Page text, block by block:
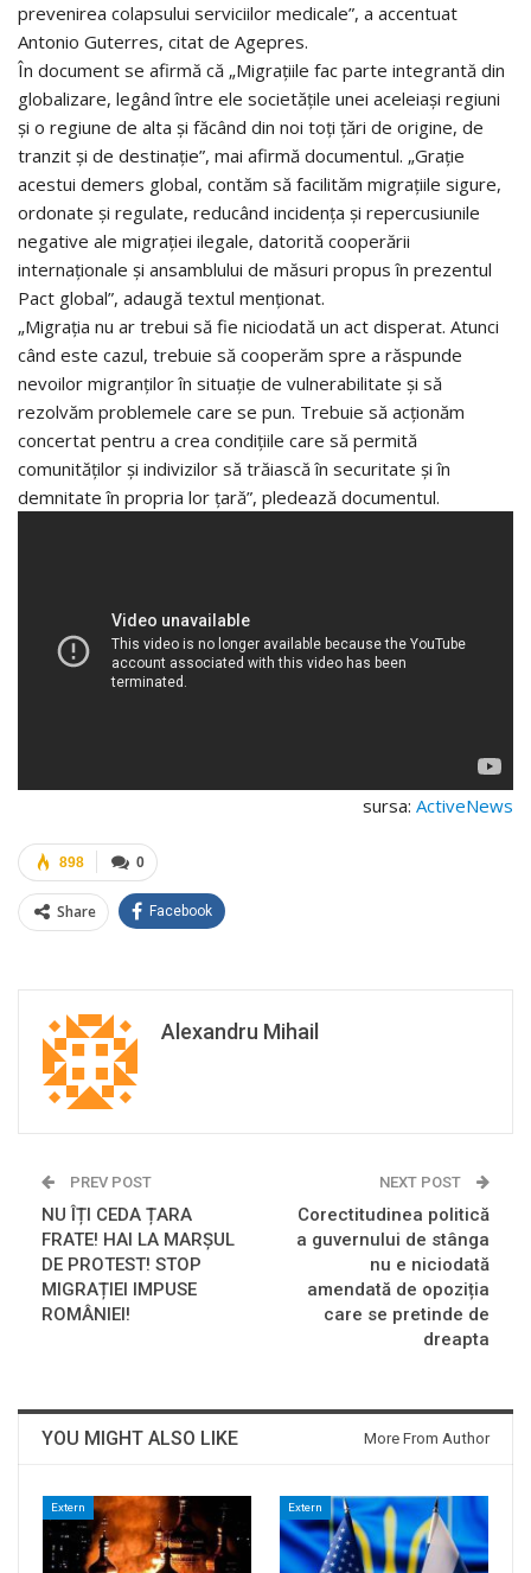
prevenirea colapsului serviciilor medicale”, a accentuat
Antonio Guterres, citat de Agepres.
În document se afirmă că „Migrațiile fac parte integrantă din
globalizare, legând între ele societățile unei aceleiași regiuni
și o regiune de alta și făcând din noi toți țări de origine, de
tranzit și de destinație”, mai afirmă documentul. „Grație
acestui demers global, contăm să facilităm migrațiile sigure,
ordonate și regulate, reducând incidența și repercusiunile
negative ale migrației ilegale, datorită cooperării
internaționale și ansamblului de măsuri propus în prezentul
Pact global”, adaugă textul menționat.
„Migrația nu ar trebui să fie niciodată un act disperat. Atunci
când este cazul, trebuie să cooperăm spre a răspunde
nevoilor migranților în situație de vulnerabilitate și să
rezolvăm problemele care se pun. Trebuie să acționăm
concertat pentru a crea condițiile care să permită
comunităților și indivizilor să trăiască în securitate și în
demnitate în propria lor țară”, pledează documentul.
sursa: ActiveNews
0
898
Share Facebook
Alexandru Mihail
PREV POST
NU ÎȚI CEDA ȚARA
FRATE! HAI LA MARȘUL
DE PROTEST! STOP
MIGRAȚIEI IMPUSE
ROMÂNIEI!
NEXT POST
Corectitudinea politică
a guvernului de stânga
nu e niciodată
amendată de opoziția
care se pretinde de
dreapta
YOU MIGHT ALSO LIKE More From Author
Extern Extern